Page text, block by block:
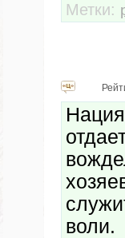
Метки:
воли.